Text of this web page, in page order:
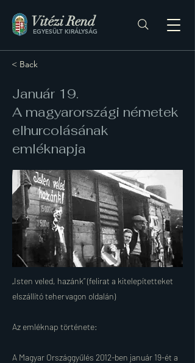
Vitézi Rend
EGYESÜLT KIRÁLYSÁG
< Back
Január 19.
A magyarországi németek
elhurcolásának
emléknapja
„Isten veled, hazánk” (felirat a kitelepítetteket
elszállító tehervagon oldalán)
Az emléknap története:
A Magyar Országgyűlés 2012-ben január 19-ét a